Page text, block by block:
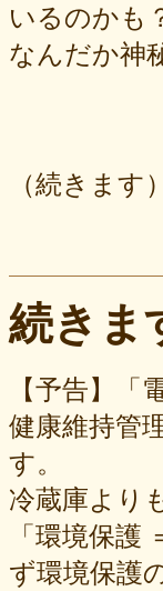
いるのかも
なんだか神
（続きます）
続きま
【予告】「
健康維持管
す。
冷蔵庫より
「環境保
ず環境保護